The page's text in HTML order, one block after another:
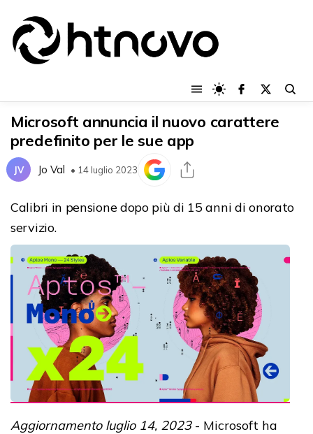
Microsoft annuncia il nuovo carattere
predefinito per le sue app
JV Jo Val • 14 luglio 2023
Calibri in pensione dopo più di 15 anni di onorato
servizio.
Aggiornamento luglio 14, 2023- Microsoft ha